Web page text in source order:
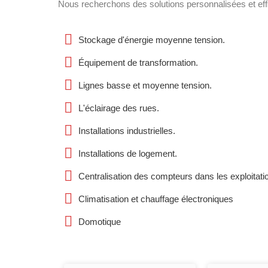
Nous recherchons des solutions personnalisées et
Stockage d'énergie moyenne tension.
Équipement de transformation.
Lignes basse et moyenne tension.
L'éclairage des rues.
Installations industrielles.
Installations de logement.
Centralisation des compteurs dans les
Climatisation et chauffage électroniques
Domotique